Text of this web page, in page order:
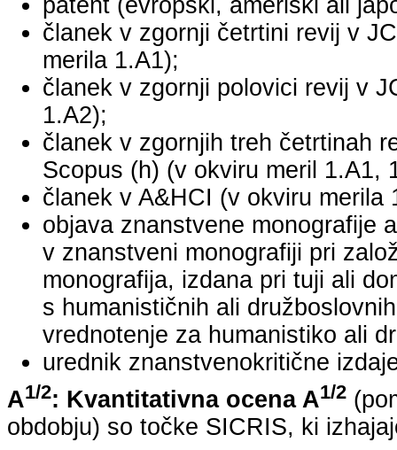
patent (evropski, ameriški ali
članek v zgornji četrtini revij v
merila 1.A1);
članek v zgornji polovici revij v
1.A2);
članek v zgornjih treh četrtinah
Scopus (h) (v okviru meril 1.A1,
članek v A&HCI (v okviru merila
objava znanstvene monografije
v znanstveni monografiji pri
monografija, izdana pri tuji ali
s humanističnih ali
vrednotenje za humanistiko ali
urednik znanstvenokritične
A1/2: Kvantitativna ocena A1/2
obdobju) so točke SICRIS, ki